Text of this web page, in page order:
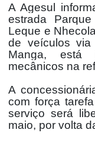
A Agesul
estrada
Leque e
de veículos
Manga, está
mecânicos na
A
com força
serviço será
maio, por volta